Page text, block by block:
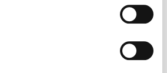
Alm. kørekort
med 25 ton kløvekraft. Benzindrevet
Kan kløve stammer op til 60 cm.